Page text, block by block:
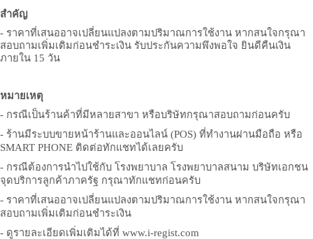
สำคัญ
- ราคาที่เสนออาจเปลี่ยนแปลงตามปริมาณการใช้งาน หากสนใจกรุณา
สอบถามเพิ่มเติมก่อนชำระเงิน รับประกันความพึงพอใจ ยินดีคืนเงิน
ภายใน 15 วัน
หมายเหตุ
- กรณีเป็นร้านค้าที่มีหลายสาขา หรือบริษัทกรุณาสอบถามก่อนครับ
- ร้านมีระบบขายหน้าร้านและออนไลน์ (POS) ที่ทำงานผ่านมือถือ หรือ
SMART PHONE ติดต่อทักแชทได้เลยครับ
- กรณีต้องการนำไปใช้กับ โรงพยาบาล โรงพยาบาลสนาม บริษัทเอกชน
จุดบริการลูกค้าภาครัฐ กรุณาทักแชทก่อนครับ
- ราคาที่เสนออาจเปลี่ยนแปลงตามปริมาณการใช้งาน หากสนใจกรุณา
สอบถามเพิ่มเติมก่อนชำระเงิน
- ดูรายละเอียดเพิ่มเติมได้ที่ www.i-regist.com